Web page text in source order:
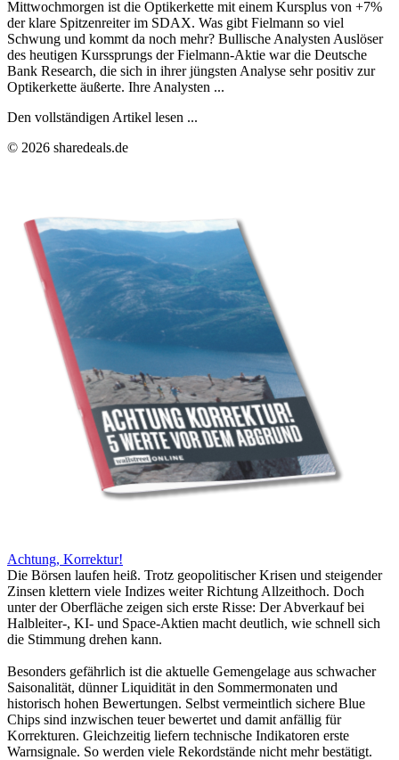
Mittwochmorgen ist die Optikerkette mit einem Kursplus von +7%
der klare Spitzenreiter im SDAX. Was gibt Fielmann so viel
Schwung und kommt da noch mehr? Bullische Analysten Auslöser
des heutigen Kurssprungs der Fielmann-Aktie war die Deutsche
Bank Research, die sich in ihrer jüngsten Analyse sehr positiv zur
Optikerkette äußerte. Ihre Analysten ...
Den vollständigen Artikel lesen ...
© 2026 sharedeals.de
Achtung, Korrektur!
Die Börsen laufen heiß. Trotz geopolitischer Krisen und steigender
Zinsen klettern viele Indizes weiter Richtung Allzeithoch. Doch
unter der Oberfläche zeigen sich erste Risse: Der Abverkauf bei
Halbleiter-, KI- und Space-Aktien macht deutlich, wie schnell sich
die Stimmung drehen kann.
Besonders gefährlich ist die aktuelle Gemengelage aus schwacher
Saisonalität, dünner Liquidität in den Sommermonaten und
historisch hohen Bewertungen. Selbst vermeintlich sichere Blue
Chips sind inzwischen teuer bewertet und damit anfällig für
Korrekturen. Gleichzeitig liefern technische Indikatoren erste
Warnsignale. So werden viele Rekordstände nicht mehr bestätigt.